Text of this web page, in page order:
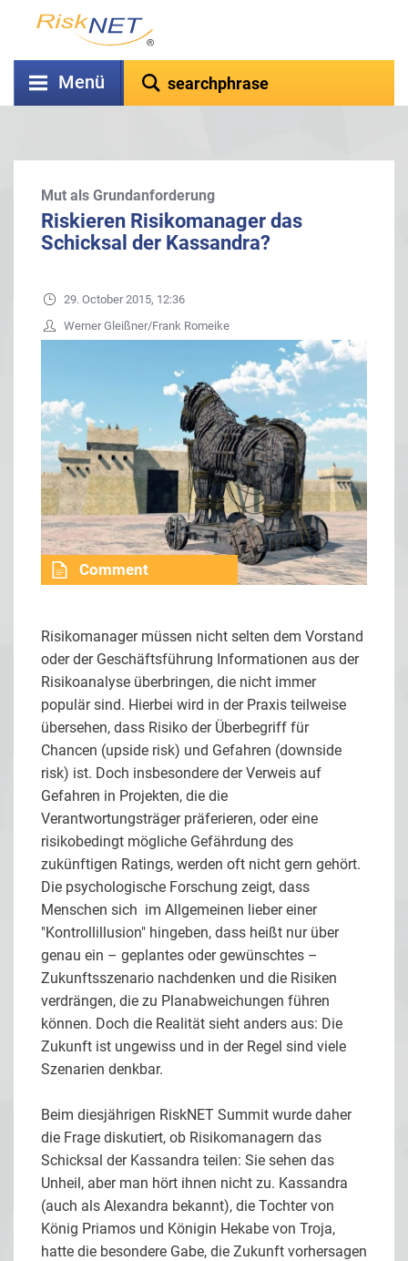
Menü
Mut als Grundanforderung
Riskieren Risikomanager das
Schicksal der Kassandra?
29. October 2015, 12:36
Werner Gleißner/Frank Romeike
Comment
Risikomanager müssen nicht selten dem Vorstand
oder der Geschäftsführung Informationen aus der
Risikoanalyse überbringen, die nicht immer
populär sind. Hierbei wird in der Praxis teilweise
übersehen, dass Risiko der Überbegriff für
Chancen (upside risk) und Gefahren (downside
risk) ist. Doch insbesondere der Verweis auf
Gefahren in Projekten, die die
Verantwortungsträger präferieren, oder eine
risikobedingt mögliche Gefährdung des
zukünftigen Ratings, werden oft nicht gern gehört.
Die psychologische Forschung zeigt, dass
Menschen sich im Allgemeinen lieber einer
"Kontrollillusion" hingeben, dass heißt nur über
genau ein – geplantes oder gewünschtes –
Zukunftsszenario nachdenken und die Risiken
verdrängen, die zu Planabweichungen führen
können. Doch die Realität sieht anders aus: Die
Zukunft ist ungewiss und in der Regel sind viele
Szenarien denkbar.
Beim diesjährigen RiskNET Summit wurde daher
die Frage diskutiert, ob Risikomanagern das
Schicksal der Kassandra teilen: Sie sehen das
Unheil, aber man hört ihnen nicht zu. Kassandra
(auch als Alexandra bekannt), die Tochter von
König Priamos und Königin Hekabe von Troja,
hatte die besondere Gabe, die Zukunft vorhersagen